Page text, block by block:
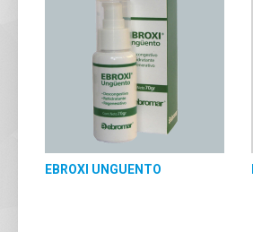
EBROXI UNGUENTO